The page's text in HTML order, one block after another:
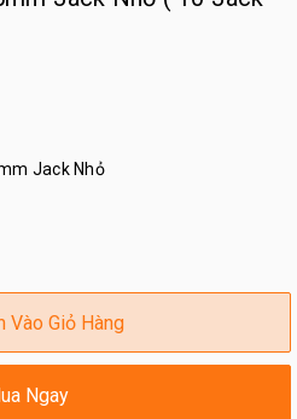
Jack Nhỏ
Vào Giỏ Hàng
Ngay